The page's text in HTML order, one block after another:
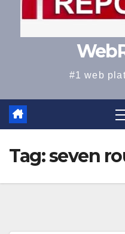
#1 web
Tag:seven